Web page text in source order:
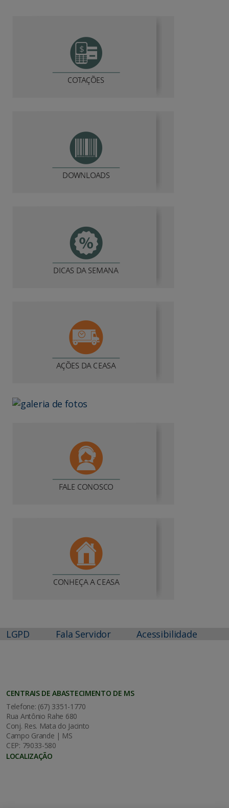
LGPD Fala Servidor Acessibilidade
CENTRAIS DE ABASTECIMENTO DE MS
Telefone: (67) 3351-1770
Rua Antônio Rahe 680
Conj. Res. Mata do Jacinto
Campo Grande | MS
CEP: 79033-580
LOCALIZAÇÃO